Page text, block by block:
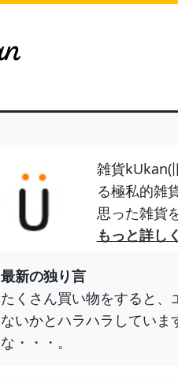
雑貨kUkan(
る極私的雑
思った雑貨
もっと詳しく
最新の独り言
たくさん買い物をすると
ないかとハラハラしていま
な・・・。